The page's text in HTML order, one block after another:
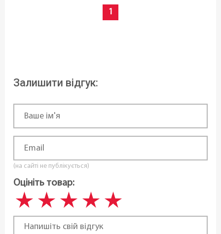
1
Залишити відгук:
(на сайті не публікується)
Оцініть товар: